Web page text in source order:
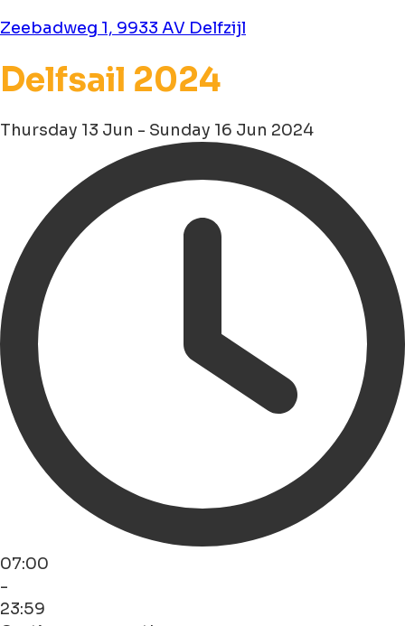
Zeebadweg 1, 9933 AV Delfzijl
Delfsail 2024
Thursday 13 Jun - Sunday 16 Jun 2024
07:00
-
23:59